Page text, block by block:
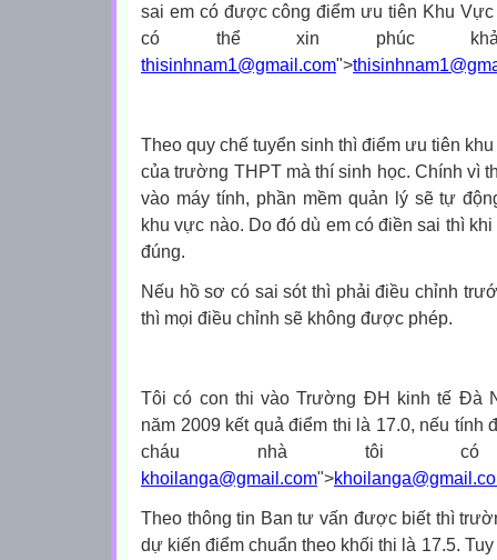
sai em có được công điểm ưu tiên Khu
có thể xin phúc
thisinhnam1@gmail.com">
Theo quy chế tuyển sinh thì điểm ưu tiên
của trường THPT mà thí sinh học. Chính vì
vào máy tính, phần mềm quản lý sẽ tự
khu vực nào. Do đó dù em có điền sai thì
đúng.
Nếu hồ sơ có sai sót thì phải điều chỉnh
thì mọi điều chỉnh sẽ không được phép.
Tôi có con thi vào Trường ĐH kinh tế Đà
năm 2009 kết quả điểm thi là 17.0, nếu tính
cháu nhà tôi có
khoilanga@gmail.com">
Theo thông tin Ban tư vấn được biết thì
dự kiến điểm chuẩn theo khối thi là 17.5.